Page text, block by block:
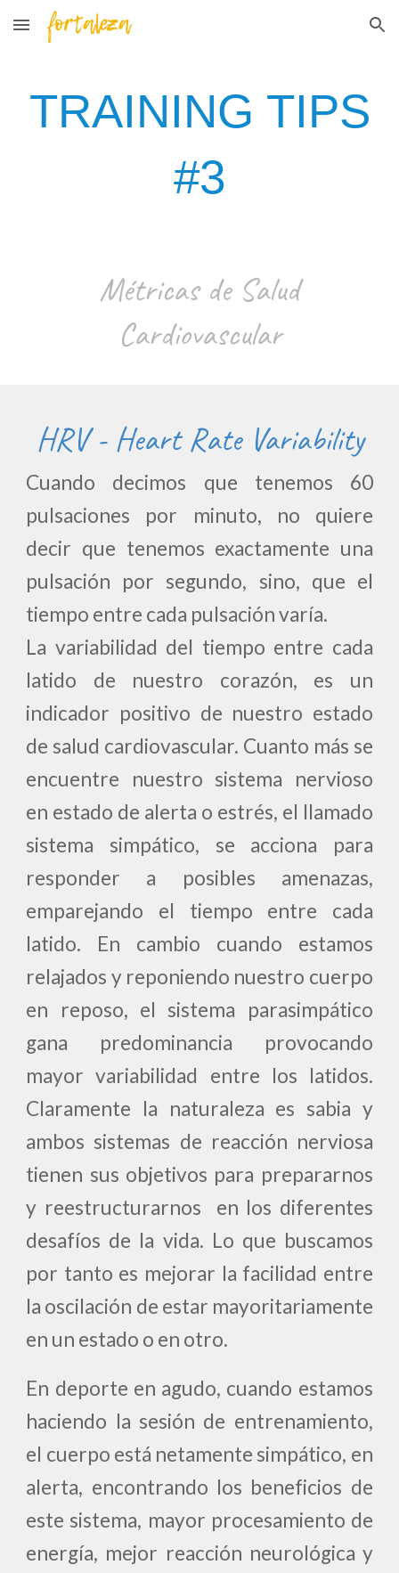
Skip to main content Skip to navigation
TRAINING TIPS
#3
Métricas de Salud
Cardiovascular
HRV - Heart Rate Variability
Cuando decimos que tenemos 60
pulsaciones por minuto, no quiere
decir que tenemos exactamente una
pulsación por segundo, sino, que el
tiempo entre cada pulsación varía.
La variabilidad del tiempo entre cada
latido de nuestro corazón, es un
indicador positivo de nuestro estado
de salud cardiovascular. Cuanto más se
encuentre nuestro sistema nervioso
en estado de alerta o estrés, el llamado
sistema simpático, se acciona para
responder a posibles amenazas,
emparejando el tiempo entre cada
latido. En cambio cuando estamos
relajados y reponiendo nuestro cuerpo
en reposo, el sistema parasimpático
gana predominancia provocando
mayor variabilidad entre los latidos.
Claramente la naturaleza es sabia y
ambos sistemas de reacción nerviosa
tienen sus objetivos para prepararnos
y reestructurarnos en los diferentes
desafíos de la vida. Lo que buscamos
por tanto es mejorar la facilidad entre
la oscilación de estar mayoritariamente
en un estado o en otro.
En deporte en agudo, cuando estamos
haciendo la sesión de entrenamiento,
el cuerpo está netamente simpático, en
alerta, encontrando los beneficios de
este sistema, mayor procesamiento de
energía, mejor reacción neurológica y